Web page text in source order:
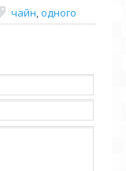
чайн одного